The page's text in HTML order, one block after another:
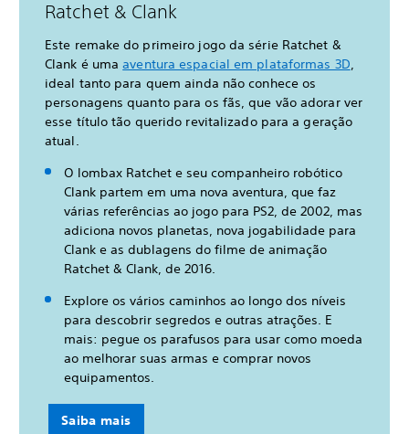
Ratchet & Clank
Este remake do primeiro jogo da série Ratchet &
Clank é umaaventura espacial em plataformas 3D,
ideal tanto para quem ainda não conhece os
personagens quanto para os fãs, que vão adorar ver
esse título tão querido revitalizado para a geração
atual.
O lombax Ratchet e seu companheiro robótico
Clank partem em uma nova aventura, que faz
várias referências ao jogo para PS2, de 2002, mas
adiciona novos planetas, nova jogabilidade para
Clank e as dublagens do filme de animação
Ratchet & Clank, de 2016.
Explore os vários caminhos ao longo dos níveis
para descobrir segredos e outras atrações. E
mais: pegue os parafusos para usar como moeda
ao melhorar suas armas e comprar novos
equipamentos.
Saiba mais